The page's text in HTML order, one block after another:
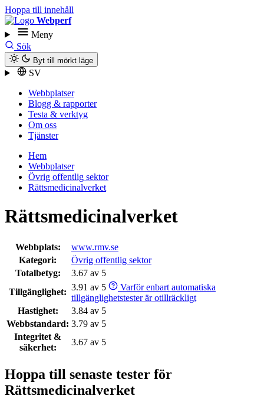
Hoppa till innehåll
Webperf
Meny
Sök
Byt till mörkt läge
SV
Webbplatser
Blogg & rapporter
Testa & verktyg
Om oss
Tjänster
Hem
Webbplatser
Övrig offentlig sektor
Rättsmedicinalverket
Rättsmedicinalverket
Webbplats:
www.rmv.se
Kategori:
Övrig offentlig sektor
Totalbetyg:
3.67 av 5
Tillgänglighet: 3.91 av 5
Varför enbart automatiska
tillgänglighetstester är otillräckligt
Hastighet:
3.84 av 5
Webbstandard: 3.79 av 5
Integritet &
säkerhet:
3.67 av 5
Hoppa till senaste tester för
Rättsmedicinalverket